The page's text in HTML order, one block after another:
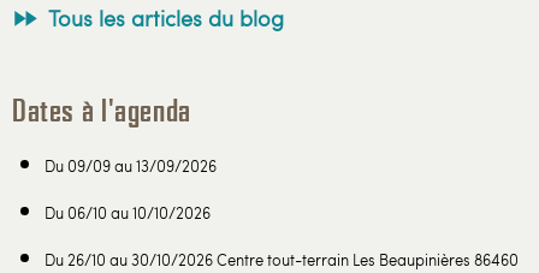
Tous les articles du blog
Dates à l'agenda
Du 09/09 au 13/09/2026
Du 06/10 au 10/10/2026
Du 26/10 au 30/10/2026 Centre tout-terrain Les Beaupinières 86460